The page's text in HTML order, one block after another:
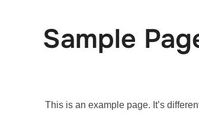
Sample
This is an example page. It’s